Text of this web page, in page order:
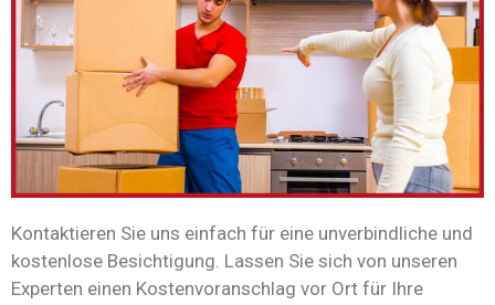
Kontaktieren Sie uns einfach für eine unverbindliche und
kostenlose Besichtigung. Lassen Sie sich von unseren
Experten einen Kostenvoranschlag vor Ort für Ihre